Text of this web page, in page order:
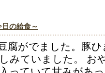
の給食～
腐がでました。豚
みていました。 お